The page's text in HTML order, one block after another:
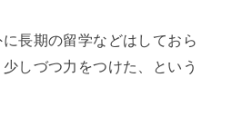
長期の留学などはしておら
しづつ力をつけた、という